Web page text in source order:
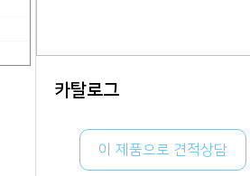
카탈로그
이 제품으로 견적상담